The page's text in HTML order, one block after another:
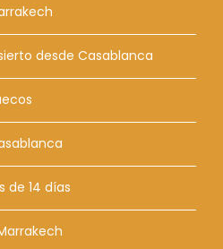
desde Casablanca
de 14 días